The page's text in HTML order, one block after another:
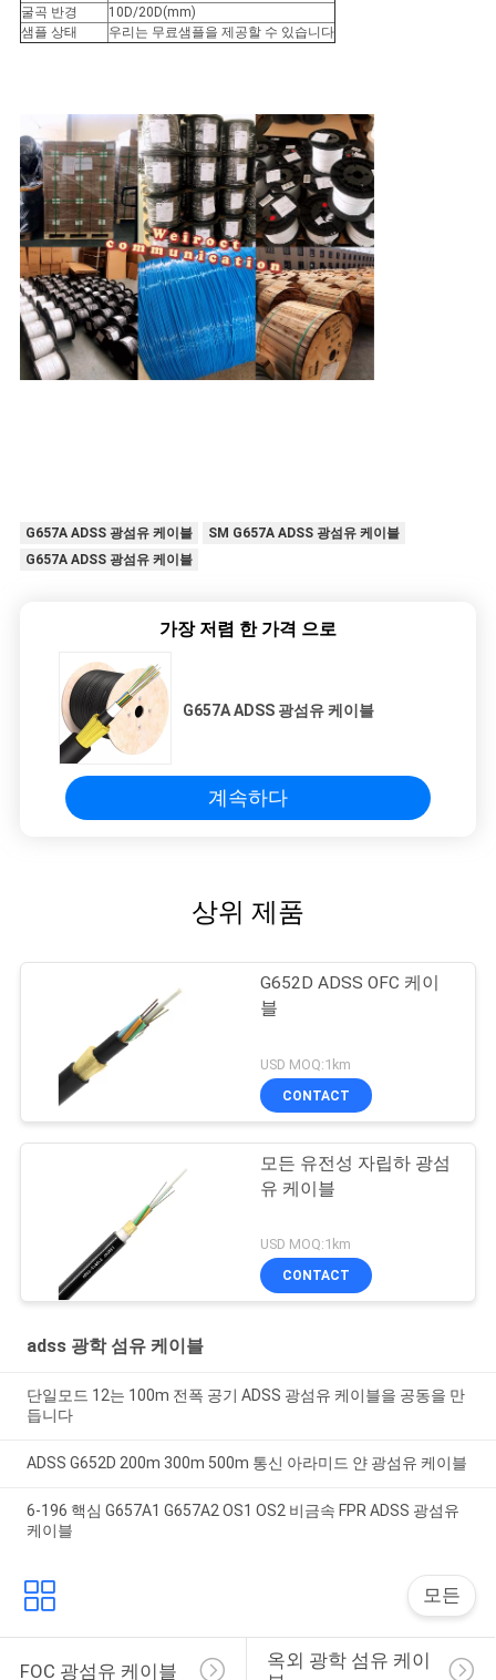
굴곡 반경
10D/20D(mm)
샘플 상태
우리는 무료샘플을 제공할 수 있습니다
G657A ADSS 광섬유 케이블
SM G657A ADSS 광섬유 케이블
G657A ADSS 광섬유 케이블
가장 저렴 한 가격 으로
G657A ADSS 광섬유 케이블
계속하다
상위 제품
G652D ADSS OFC 케이
블
USD MOQ:1km
CONTACT
모든 유전성 자립하 광섬
유 케이블
USD MOQ:1km
CONTACT
adss 광학 섬유 케이블
단일모드 12는 100m 전폭 공기 ADSS 광섬유 케이블을 공동을 만
듭니다
ADSS G652D 200m 300m 500m 통신 아라미드 얀 광섬유 케이블
6-196 핵심 G657A1 G657A2 OS1 OS2 비금속 FPR ADSS 광섬유
케이블
모든
FOC 광섬유 케이블
옥외 광학 섬유 케이